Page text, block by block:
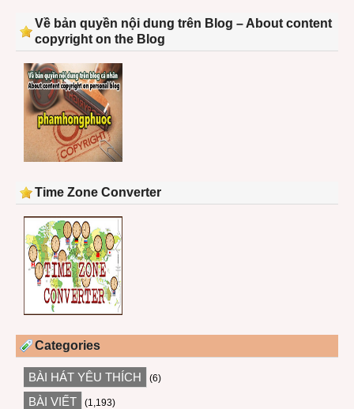
Về bản quyền nội dung trên Blog – About content
copyright on the Blog
Time Zone Converter
Categories
BÀI HÁT YÊU THÍCH (6)
BÀI VIẾT (1,193)